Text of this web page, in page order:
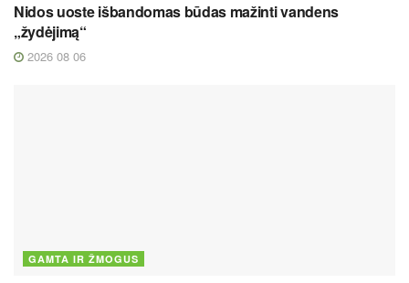
Nidos uoste išbandomas būdas mažinti vandens
„žydėjimą“
2026 08 06
GAMTA IR ŽMOGUS